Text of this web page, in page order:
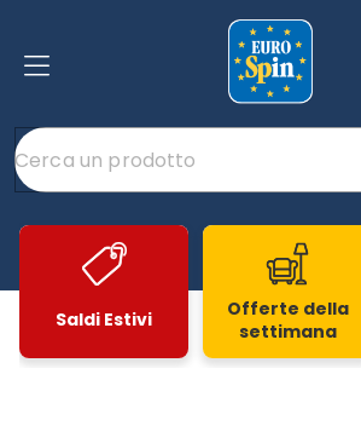
Saldi Estivi
Offerte della
settimana